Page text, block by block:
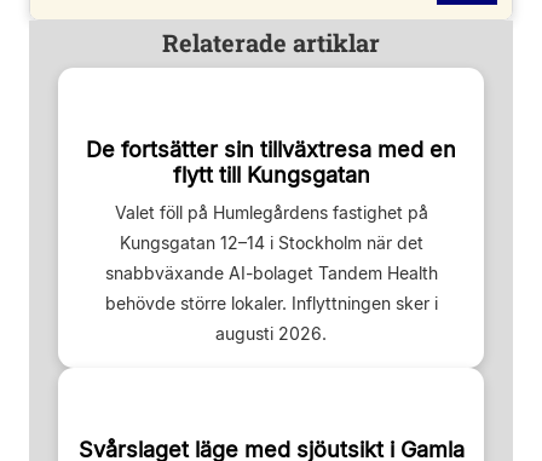
Relaterade artiklar
De fortsätter sin tillväxtresa med en
flytt till Kungsgatan
Valet föll på Humlegårdens fastighet på
Kungsgatan 12–14 i Stockholm när det
snabbväxande AI-bolaget Tandem Health
behövde större lokaler. Inflyttningen sker i
augusti 2026.
Svårslaget läge med sjöutsikt i Gamla